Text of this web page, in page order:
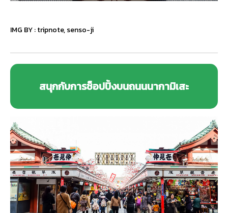
IMG BY :tripnote,senso-ji
สนุกกับการช็อปปิ้งบนถนนนากามิเสะ